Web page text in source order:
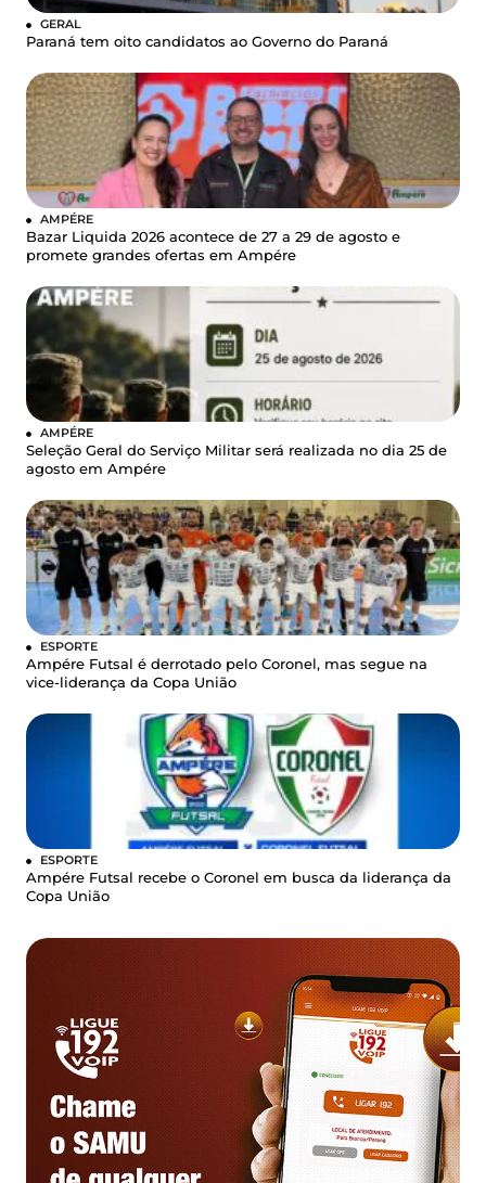
GERAL
Paraná tem oito candidatos ao Governo do Paraná
AMPÉRE
Bazar Liquida 2026 acontece de 27 a 29 de agosto e
promete grandes ofertas em Ampére
AMPÉRE
Seleção Geral do Serviço Militar será realizada no dia 25 de
agosto em Ampére
ESPORTE
Ampére Futsal é derrotado pelo Coronel, mas segue na
vice-liderança da Copa União
ESPORTE
Ampére Futsal recebe o Coronel em busca da liderança da
Copa União